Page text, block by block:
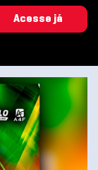
Acesse já